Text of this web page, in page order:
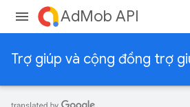
AdMob API
Trợ giúp và cộng đồng trợ